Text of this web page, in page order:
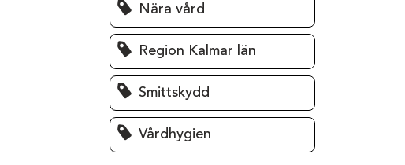
Nära vård
Region Kalmar län
Smittskydd
Vårdhygien